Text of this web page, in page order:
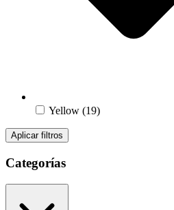
Yellow (19)
Aplicar filtros
Categorías